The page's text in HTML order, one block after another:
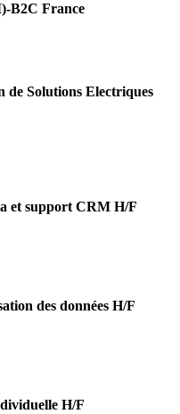
B2C France
de Solutions Electriques
et support CRM H/F
des données H/F
H/F